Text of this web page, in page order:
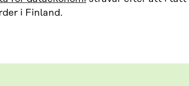
i Finland.